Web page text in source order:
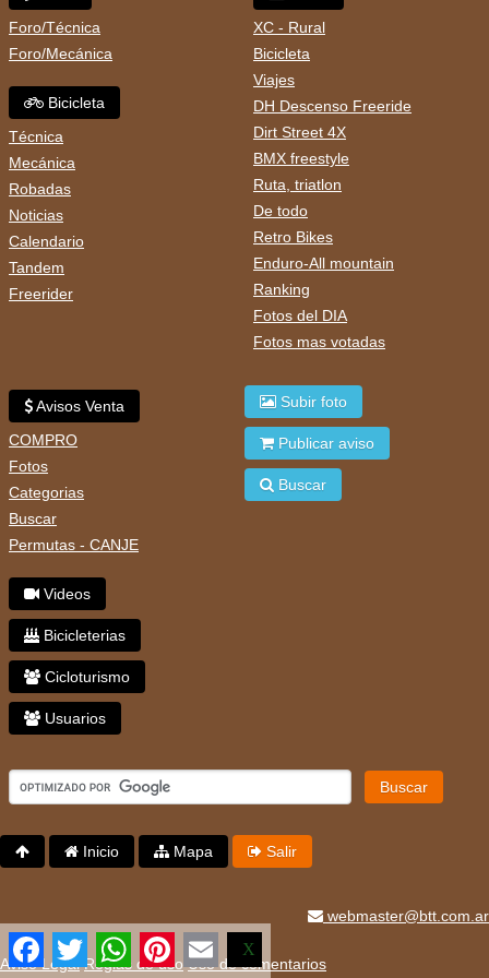
Foro/Técnica
Foro/Mecánica
Bicicleta
Técnica
Mecánica
Robadas
Noticias
Calendario
Tandem
Freerider
XC - Rural
Bicicleta
Viajes
DH Descenso Freeride
Dirt Street 4X
BMX freestyle
Ruta, triatlon
De todo
Retro Bikes
Enduro-All mountain
Ranking
Fotos del DIA
Fotos mas votadas
Avisos Venta
COMPRO
Fotos
Categorias
Buscar
Permutas - CANJE
Videos
Bicicleterias
Cicloturismo
Usuarios
Subir foto
Publicar aviso
Buscar
Buscar
Inicio Mapa Salir
webmaster@btt.com.ar
Aviso Legal Reglas de uso Uso de comentarios
Facebook
Twitter WhatsApp
PinterestEmail
X